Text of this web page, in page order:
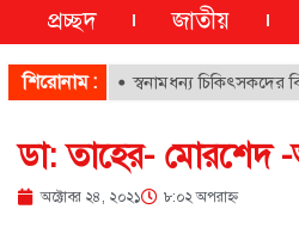
প্রচ্ছদ জাতীয়
শিরোনাম :স্বনামধন্য চিকিৎসকদের বিরুদ্ধে
ডা: তাহের- মোরশেদ
অক্টোবর ২৪, ২০২১ ৮:০২ অপরাহ্ণ